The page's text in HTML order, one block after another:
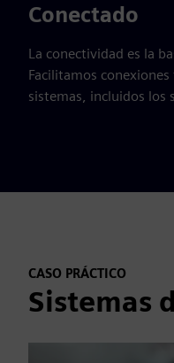
Conectado
La conectividad es la
Facilitamos
sistemas, incluidos los
CASO PRÁCTICO
Sistemas